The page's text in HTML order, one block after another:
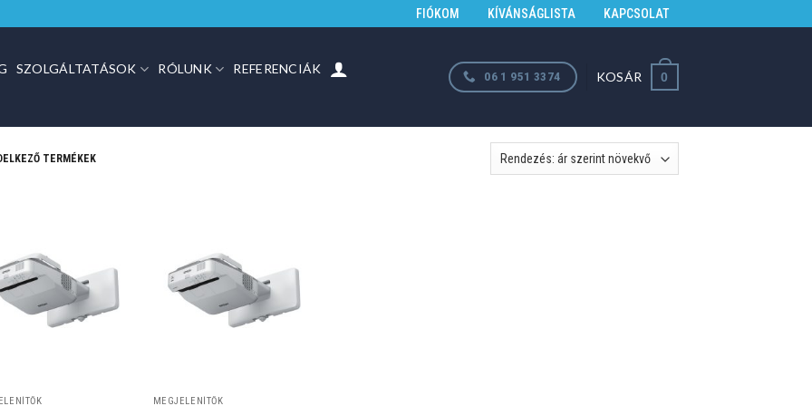
FIÓKOM KÍVÁNSÁGLISTA KAPCSOLAT
SZOLGÁLTATÁSOK RÓLUNK REFERENCIÁK 06 1 951 3374 KOSÁR 0
TERMÉKEK
MEGJELENÍTŐK